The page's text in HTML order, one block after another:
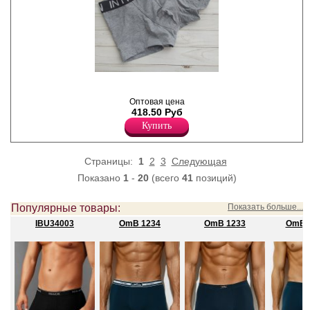
комфорт в течении всего
дня.
Эластан 7%
Хлопок 93%
талии, прилегающего
силуэта, профилированным
гульфиком, на удобной
открытой резинке с
фирменным логотипом.
Эластан 8%
Оптовая цена
418.50 Руб
Купить
Страницы: 1 2 3 Следующая
Показано 1- 20(всего 41позиций)
Популярные товары:
Показать больше...
IBU34003
OmB 1234 OmB 1233 OmB